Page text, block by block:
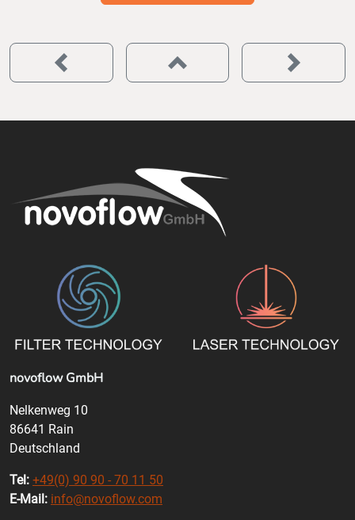
novoflow GmbH
Nelkenweg 10
86641 Rain
Deutschland
Tel: +49(0) 90 90 - 70 11 50
E-Mail: info@novoflow.com